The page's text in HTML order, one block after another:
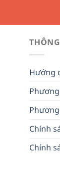
Hướng
Chính
Chính